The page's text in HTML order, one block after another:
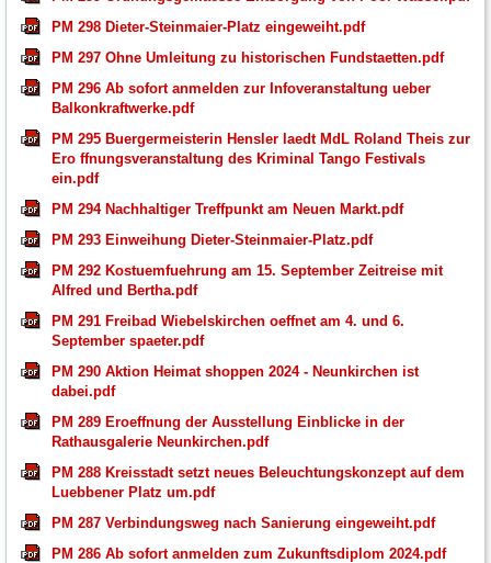
PM 298 Dieter-Steinmaier-Platz eingeweiht.pdf
PM 297 Ohne Umleitung zu historischen Fundstaetten.pdf
PM 296 Ab sofort anmelden zur Infoveranstaltung ueber
Balkonkraftwerke.pdf
PM 295 Buergermeisterin Hensler laedt MdL Roland Theis zur
Ero ffnungsveranstaltung des Kriminal Tango Festivals
ein.pdf
PM 294 Nachhaltiger Treffpunkt am Neuen Markt.pdf
PM 293 Einweihung Dieter-Steinmaier-Platz.pdf
PM 292 Kostuemfuehrung am 15. September Zeitreise mit
Alfred und Bertha.pdf
PM 291 Freibad Wiebelskirchen oeffnet am 4. und 6.
September spaeter.pdf
PM 290 Aktion Heimat shoppen 2024 - Neunkirchen ist
dabei.pdf
PM 289 Eroeffnung der Ausstellung Einblicke in der
Rathausgalerie Neunkirchen.pdf
PM 288 Kreisstadt setzt neues Beleuchtungskonzept auf dem
Luebbener Platz um.pdf
PM 287 Verbindungsweg nach Sanierung eingeweiht.pdf
PM 286 Ab sofort anmelden zum Zukunftsdiplom 2024.pdf